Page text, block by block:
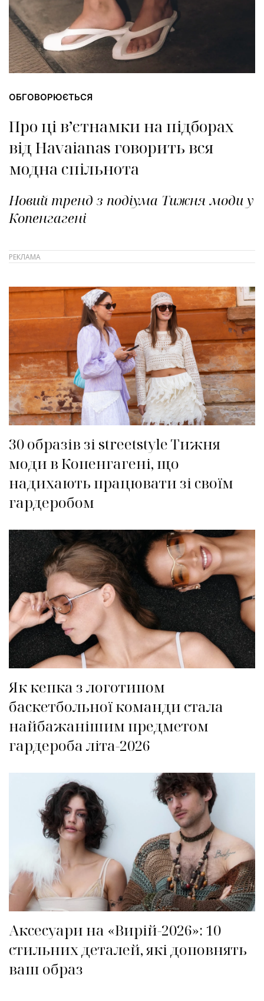
ОБГОВОРЮЄТЬСЯ
Про ці в’єтнамки на підборах
від Havaianas говорить вся
модна спільнота
Новий тренд з подіума Тижня моди у
Копенгагені
30 образів зі streetstyle Тижня
моди в Копенгагені, що
надихають працювати зі своїм
гардеробом
Як кепка з логотипом
баскетбольної команди стала
найбажанішим предметом
гардероба літа-2026
Аксесуари на «Вирій-2026»: 10
стильних деталей, які доповнять
ваш образ